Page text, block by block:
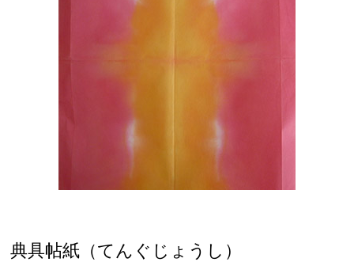
典具帖紙（てんぐじょうし）